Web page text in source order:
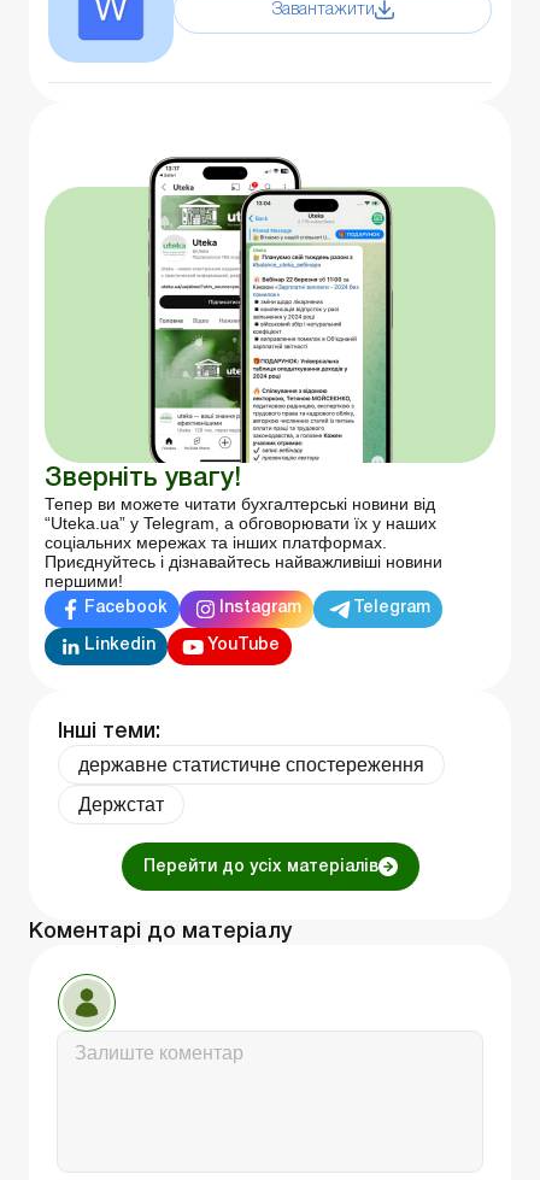
Завантажити
Зверніть увагу!
Тепер ви можете читати бухгалтерські новини від
“Uteka.ua” у Telegram, а обговорювати їх у наших
соціальних мережах та інших платформах.
Приєднуйтесь і дізнавайтесь найважливіші новини
першими!
Facebook Instagram Telegram
Linkedin YouTube
Інші теми:
державне статистичне спостереження
Держстат
Перейти до усіх матеріалів
Коментарі до матеріалу